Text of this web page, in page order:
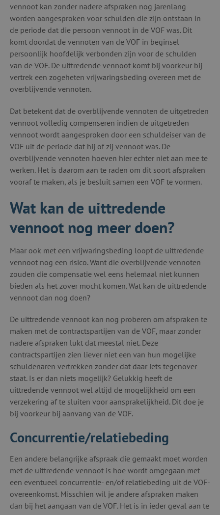
vennoot kan zonder nadere afspraken nog jarenlang
worden aangesproken voor schulden die zijn ontstaan in
de periode dat die persoon vennoot in de VOF was. Dit
komt doordat de vennoten van de VOF in beginsel
persoonlijk hoofdelijk verbonden zijn voor de schulden
van de VOF. De uittredende vennoot komt bij voorkeur bij
vertrek een zogeheten vrijwaringsbeding overeen met de
overblijvende vennoten.
Dat betekent dat de overblijvende vennoten de uitgetreden
vennoot volledig compenseren indien de uitgetreden
vennoot wordt aangesproken door een schuldeiser van de
VOF uit de periode dat hij of zij vennoot was. De
overblijvende vennoten hoeven hier echter niet aan mee te
werken. Het is daarom aan te raden om dit soort afspraken
vooraf te maken, als je besluit samen een VOF te vormen.
Wat kan de uittredende
vennoot nog meer doen?
Maar ook met een vrijwaringsbeding loopt de uittredende
vennoot nog een risico. Want die overblijvende vennoten
zouden die compensatie wel eens helemaal niet kunnen
bieden als het zover mocht komen. Wat kan de uittredende
vennoot dan nog doen?
De uittredende vennoot kan nog proberen om afspraken te
maken met de contractspartijen van de VOF, maar zonder
nadere afspraken lukt dat meestal niet. Deze
contractspartijen zien liever niet een van hun mogelijke
schuldenaren vertrekken zonder dat daar iets tegenover
staat. Is er dan niets mogelijk? Gelukkig heeft de
uittredende vennoot wel altijd de mogelijkheid om een
verzekering af te sluiten voor aansprakelijkheid. Dit doe je
bij voorkeur bij aanvang van de VOF.
Concurrentie/relatiebeding
Een andere belangrijke afspraak die gemaakt moet worden
met de uittredende vennoot is hoe wordt omgegaan met
een eventueel concurrentie- en/of relatiebeding uit de VOF-
overeenkomst. Misschien wil je andere afspraken maken
dan bij het aangaan van de VOF. Het is in ieder geval aan te